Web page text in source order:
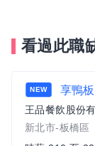
看過此職
NEW 享鴨
王品餐飲股份
新北市-板橋區